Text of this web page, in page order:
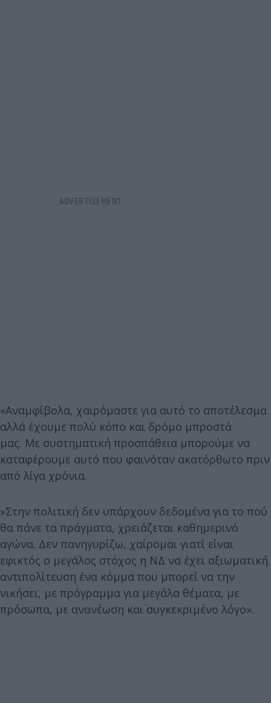
«Αναμφίβολα, χαιρόμαστε για αυτό το αποτέλεσμα
αλλά έχουμε πολύ κόπο και δρόμο μπροστά
μας. Με συστηματική προσπάθεια μπορούμε να
καταφέρουμε αυτό που φαινόταν ακατόρθωτο πριν
από λίγα χρόνια.
»Στην πολιτική δεν υπάρχουν δεδομένα για το πού
θα πάνε τα πράγματα, χρειάζεται καθημερινό
αγώνα. Δεν πανηγυρίζω, χαίρομαι γιατί είναι
εφικτός ο μεγάλος στόχος η ΝΔ να έχει αξιωματική
αντιπολίτευση ένα κόμμα που μπορεί να την
νικήσει, με πρόγραμμα για μεγάλα θέματα, με
πρόσωπα, με ανανέωση και συγκεκριμένο λόγο».